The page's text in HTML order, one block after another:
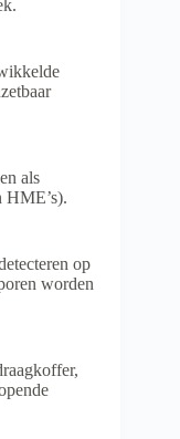
als
HME’s).
op
worden